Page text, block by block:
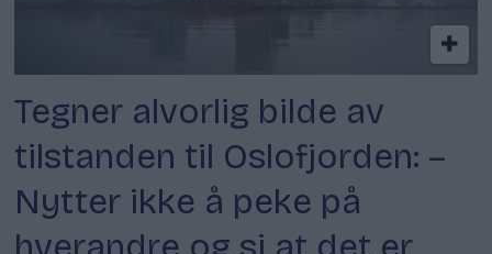
Tegner alvorlig bilde av
tilstanden til Oslofjorden: –
Nytter ikke å peke på